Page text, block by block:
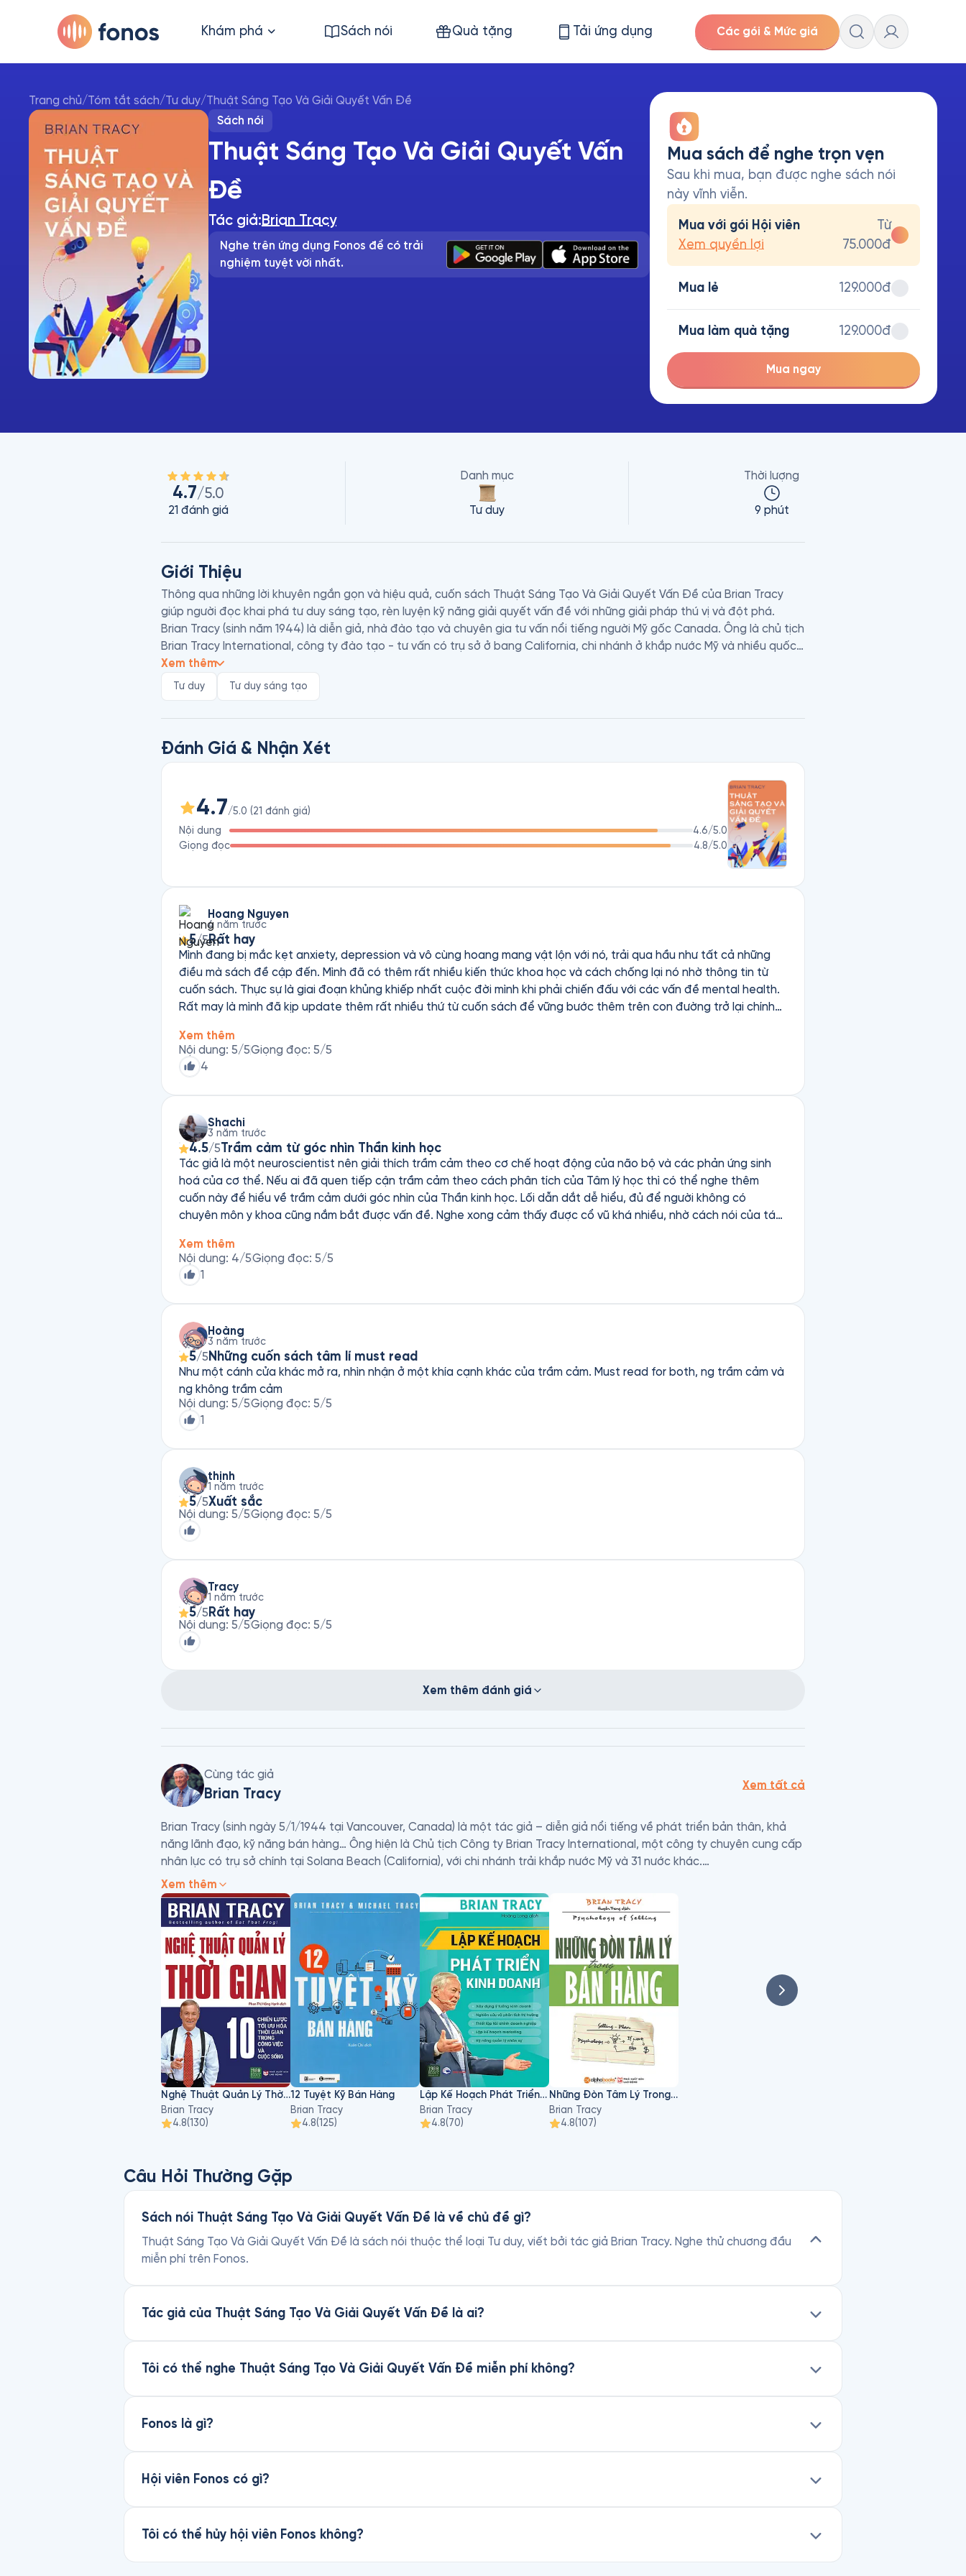
Khám phá Sách nói Quà tặng Tải ứng dụng Các gói & Mức giá
Trang chủ/Tóm tắt sách/Tư duy/Thuật Sáng Tạo Và Giải Quyết Vấn Đề
Sách nói
Thuật Sáng Tạo Và Giải Quyết Vấn
Đề
Tác giả:Brian Tracy
Nghe trên ứng dụng Fonos để có trải
nghiệm tuyệt vời nhất.
Mua sách để nghe trọn vẹn
Sau khi mua, bạn được nghe sách nói
này vĩnh viễn.
Mua với gói Hội viên
Xem quyền lợi
Từ
75.000đ
Mua lẻ 129.000đ
Mua làm quà tặng 129.000đ
Mua ngay
4.7/5.0
21 đánh giá
Danh mục
Tư duy
Thời lượng
9 phút
Giới Thiệu
Thông qua những lời khuyên ngắn gọn và hiệu quả, cuốn sách Thuật Sáng Tạo Và Giải Quyết Vấn Đề của Brian Tracy
giúp người đọc khai phá tư duy sáng tạo, rèn luyện kỹ năng giải quyết vấn đề với những giải pháp thú vị và đột phá.
Brian Tracy (sinh năm 1944) là diễn giả, nhà đào tạo và chuyên gia tư vấn nổi tiếng người Mỹ gốc Canada. Ông là chủ tịch
Brian Tracy International, công ty đào tạo - tư vấn có trụ sở ở bang California, chi nhánh ở khắp nước Mỹ và nhiều quốc
gia khác.
Hiện tại, các cuốn sách và chương trình huấn luyện dạng audio, video của ông, với số lượng lên đến 500 tác phẩm, đã
được dịch ra 38 thứ tiếng và được sử dụng ở 55 quốc gia. Ông là tác giả của khoảng 50 đầu sách ăn khách về phát triển
Xem thêm
Tư duy Tư duy sáng tạo
Đánh Giá & Nhận Xét
4.7/5.0 (21 đánh giá)
Nội dung
4.6/5.0
Giọng đọc
4.8/5.0
Hoang Nguyen
4 năm trước
5/5Rất hay
Mình đang bị mắc kẹt anxiety, depression và vô cùng hoang mang vật lộn với nó, trải qua hầu như tất cả những
điều mà sách đề cập đến. Mình đã có thêm rất nhiều kiến thức khoa học và cách chống lại nó nhờ thông tin từ
cuốn sách. Thực sự là giai đoạn khủng khiếp nhất cuộc đời mình khi phải chiến đấu với các vấn đề mental health.
Rất may là mình đã kịp update thêm rất nhiều thứ từ cuốn sách để vững bước thêm trên con đường trở lại chính
Xem thêm
Nội dung: 5/5Giọng đọc: 5/5
4
Shachi
3 năm trước
4.5/5Trầm cảm từ góc nhìn Thần kinh học
Tác giả là một neuroscientist nên giải thích trầm cảm theo cơ chế hoạt động của não bộ và các phản ứng sinh
hoá của cơ thể. Nếu ai đã quen tiếp cận trầm cảm theo cách phân tích của Tâm lý học thì có thể nghe thêm
cuốn này để hiểu về trầm cảm dưới góc nhìn của Thần kinh học. Lối dẫn dắt dễ hiểu, đủ để người không có
chuyên môn y khoa cũng nắm bắt được vấn đề. Nghe xong cảm thấy được cổ vũ khá nhiều, nhờ cách nói của tác
- dưới tác động của cơ chế sinh học đã được quy định trên cơ thể người - sẽ tác động lên não bộ của mình theo
nhiều cách. Mình đã hy vọng tác giả có thể cung cấp thêm thông tin về tác dụng phụ của một số phương pháp trị
liệu hiện nay, thay vì chỉ tập trung giới thiệu về tính hiệu quả của chúng. Hiển nhiên việc lựa chọn phương pháp trị
liệu nào cần ý kiến của bác sĩ, nhưng bản thân người bệnh cũng nên hiểu rõ cả mặt lợi và mặt hại của một số
Vì vậy mà mình chỉ để 4 sao cho cuốn sách này, nhưng nhìn chung đây vẫn là một cuốn sách đáng đọc/nghe.
Xem thêm
Nội dung: 4/5Giọng đọc: 5/5
1
Hoàng
3 năm trước
5/5 Những cuốn sách tâm lí must read
Như một cánh cửa khác mở ra, nhìn nhận ở một khía cạnh khác của trầm cảm. Must read for both, ng trầm cảm và
ng không trầm cảm
Nội dung: 5/5Giọng đọc: 5/5
1
thịnh
1 năm trước
5/5Xuất sắc
Nội dung: 5/5Giọng đọc: 5/5
Tracy
1 năm trước
5/5 Rất hay
Nội dung: 5/5Giọng đọc: 5/5
Xem thêm đánh giá
Cùng tác giả
Brian Tracy
Xem tất cả
Brian Tracy (sinh ngày 5/1/1944 tại Vancouver, Canada) là một tác giả – diễn giả nổi tiếng về phát triển bản thân, khả
năng lãnh đạo, kỹ năng bán hàng… Ông hiện là Chủ tịch Công ty Brian Tracy International, một công ty chuyên cung cấp
nhân lực có trụ sở chính tại Solana Beach (California), với chi nhánh trải khắp nước Mỹ và 31 nước khác.
Brian Tracy là một tác giả nổi tiếng trên toàn thế giới trong tất cả các lĩnh vực liên quan đến phát triển bản thân và
phát triển sự nghiệp. Ông đã giữ vị trí của một nhà lãnh đạo hàng đầu trong suốt nhiều thập kỷ qua. Không có ai biết về
mọi khía cạnh của quy trình bán hàng nhiều hơn ông, và trong cuốn sách tuyệt vời này, ông đã giải thích lý do tại sao
ông là một người bán hàng tài ba đồng thời là một giáo viên cực kỳ chuyên nghiệp chuyên dạy một môn nghệ thuật
quan trọng nhất của cuộc sống – nghệ thuật thuyết phục tích cực.
Xem thêm
Nghệ Thuật Quản Lý Thời Gian
Brian Tracy
4.8(130)
12 Tuyệt Kỹ Bán Hàng
Brian Tracy
4.8(125)
Lập Kế Hoạch Phát Triển Kinh Doanh
Brian Tracy
4.8(70)
Những Đòn Tâm Lý Trong Bán Hàng
Brian Tracy
4.8(107)
Câu Hỏi Thường Gặp
Sách nói Thuật Sáng Tạo Và Giải Quyết Vấn Đề là về chủ đề gì?
Thuật Sáng Tạo Và Giải Quyết Vấn Đề là sách nói thuộc thể loại Tư duy, viết bởi tác giả Brian Tracy. Nghe thử chương đầu
miễn phí trên Fonos.
Tác giả của Thuật Sáng Tạo Và Giải Quyết Vấn Đề là ai?
Tôi có thể nghe Thuật Sáng Tạo Và Giải Quyết Vấn Đề miễn phí không?
Fonos là gì?
Hội viên Fonos có gì?
Tôi có thể hủy hội viên Fonos không?